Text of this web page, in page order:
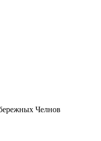
Челнов